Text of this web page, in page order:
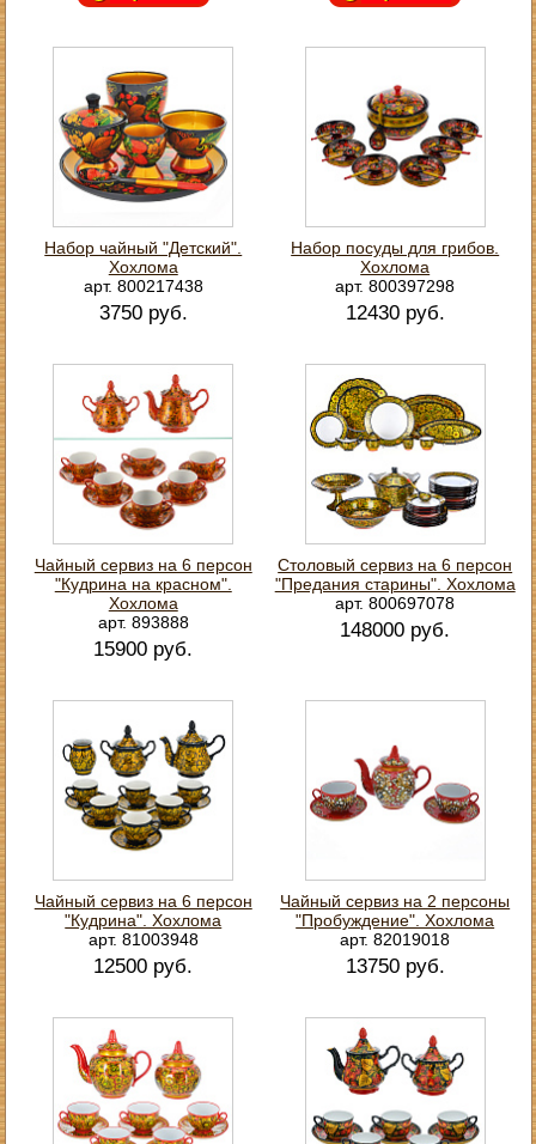
Набор чайный "Детский".
Хохлома
арт. 800217438
3750 руб.
Набор посуды для грибов.
Хохлома
арт. 800397298
12430 руб.
Чайный сервиз на 6 персон
"Кудрина на красном".
Хохлома
арт. 893888
15900 руб.
Столовый сервиз на 6 персон
"Предания старины". Хохлома
арт. 800697078
148000 руб.
Чайный сервиз на 6 персон
"Кудрина". Хохлома
арт. 81003948
12500 руб.
Чайный сервиз на 2 персоны
"Пробуждение". Хохлома
арт. 82019018
13750 руб.